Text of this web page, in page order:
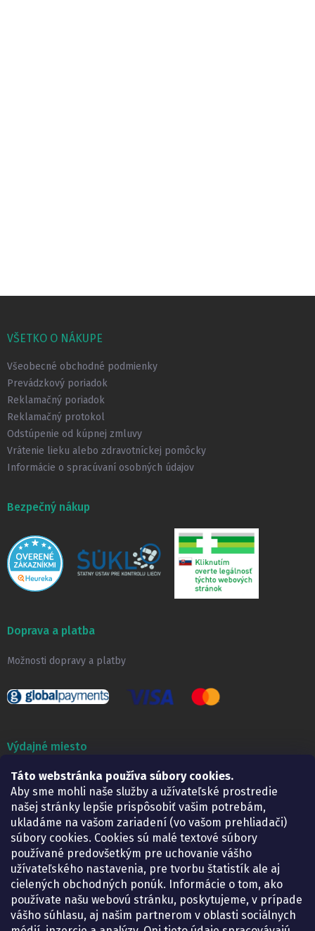
Táto webstránka používa súbory cookies.
Aby sme mohli naše služby a užívateľské prostredie
našej stránky lepšie prispôsobiť vašim potrebám,
ukladáme na vašom zariadení (vo vašom prehliadači)
súbory cookies. Cookies sú malé textové súbory
používané predovšetkým pre uchovanie vášho
užívateľského nastavenia, pre tvorbu štatistík ale aj
cielených obchodných ponúk. Informácie o tom, ako
používate našu webovú stránku, poskytujeme, v prípade
vášho súhlasu, aj našim partnerom v oblasti sociálnych
pVŠETKO O NÁKUPE
Všeobecné obchodné podmienky
Prevádzkový poriadok
Reklamačný poriadok
Reklamačný protokol
Odstúpenie od kúpnej zmluvy
Vrátenie lieku alebo zdravotníckej pomôcky
Informácie o spracúvaní osobných údajov
Bezpečný nákup
Doprava a platba
Možnosti dopravy a platby
Výdajné miesto
Lekáreň ADONAI
Košice – Smetanova 2
Pondelok:
07.30 – 15.30 h.
Utorok:
07.30 – 16.00 h.
Streda:
07.30 – 16.00 h.
Štvrtok:
07.30 – 15.30 h.
Piatok:
07.30 – 15.30 h.
KONTAKT
eshop@lekarenadonai.sk